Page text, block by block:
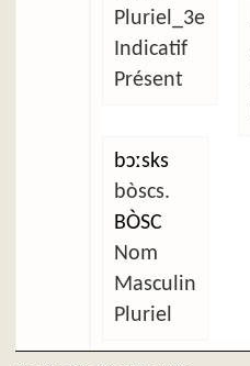
Pluriel_3e
Indicatif
Présent
bɔːsks
bòscs.
BÒSC
Nom
Masculin
Pluriel